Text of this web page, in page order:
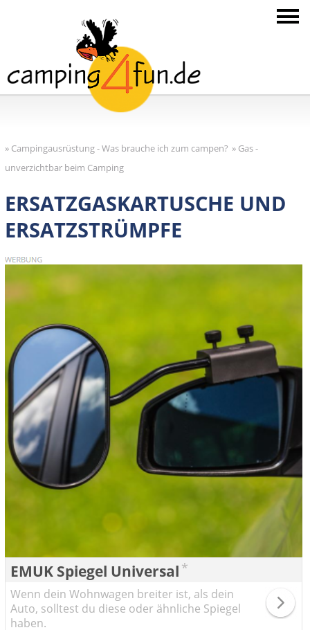
» Campingausrüstung - Was brauche ich zum campen? » Gas -
unverzichtbar beim Camping
ERSATZGASKARTUSCHE UND
ERSATZSTRÜMPFE
EMUK Spiegel Universal *
Wenn dein Wohnwagen breiter ist, als dein
Auto, solltest du diese oder ähnliche Spiegel
haben.